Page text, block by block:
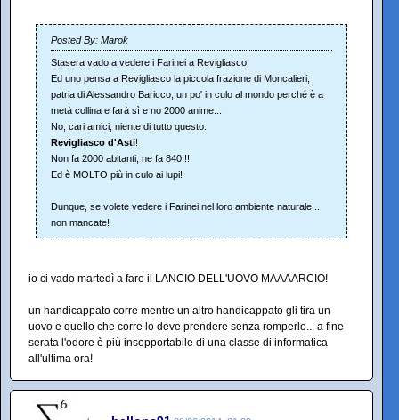
Posted By: Marok
Stasera vado a vedere i Farinei a Revigliasco!
Ed uno pensa a Revigliasco la piccola frazione di Moncalieri,
patria di Alessandro Baricco, un po' in culo al mondo perché è a
metà collina e farà sì e no 2000 anime...
No, cari amici, niente di tutto questo.
Revigliasco d'Asti!
Non fa 2000 abitanti, ne fa 840!!!
Ed è MOLTO più in culo ai lupi!
Dunque, se volete vedere i Farinei nel loro ambiente naturale...
non mancate!
io ci vado martedì a fare il LANCIO DELL'UOVO MAAAARCIO!
un handicappato corre mentre un altro handicappato gli tira un
uovo e quello che corre lo deve prendere senza romperlo... a fine
serata l'odore è più insopportabile di una classe di informatica
all'ultima ora!